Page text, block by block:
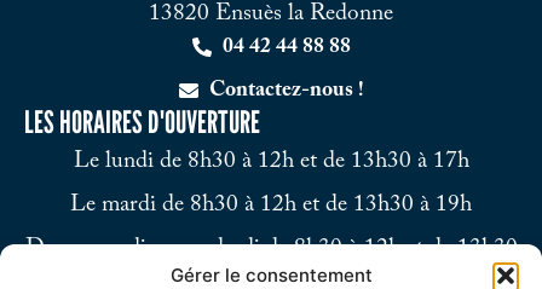
Gérer le consentement
13820 Ensuès la Redonne
04 42 44 88 88
Contactez-nous !
LES HORAIRES D'OUVERTURE
Le lundi de 8h30 à 12h et de 13h30 à 17h
Le mardi de 8h30 à 12h et de 13h30 à 19h
Du mercredi au vendredi de 8h30 à 12h et de 13h30